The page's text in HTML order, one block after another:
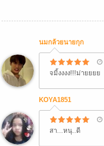
นมกล้วยนายกุก
จมิ้งงงง!!!ม่ายยยย
KOYA1851
สา...หนุ..ดี